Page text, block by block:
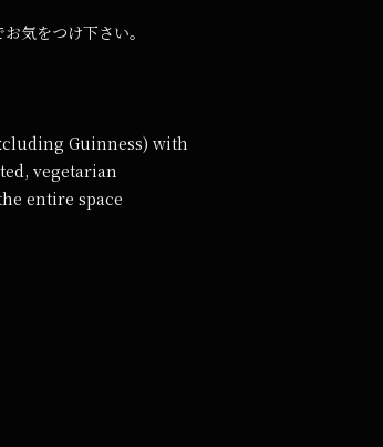
気をつけ下さい。
Guinness) with
vegetarian
entire space